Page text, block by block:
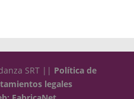
SRT || Política de
legales